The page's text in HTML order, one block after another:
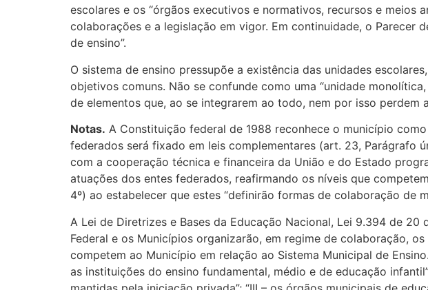
escolares e os “órgãos executivos e normativos, recursos e
colaborações e a legislação em vigor. Em continuidade, o Parecer
de ensino”.
O sistema de ensino pressupõe a existência das unidades
objetivos comuns. Não se confunde como uma “unidade
de elementos que, ao se integrarem ao todo, nem por isso perdem
Notas. A Constituição federal de 1988 reconhece o município
federados será fixado em leis complementares (art. 23, Parágrafo
com a cooperação técnica e financeira da União e do Estado
atuações dos entes federados, reafirmando os níveis que
4º) ao estabelecer que estes “definirão formas de colaboração de
A Lei de Diretrizes e Bases da Educação Nacional, Lei 9.394 de
Federal e os Municípios organizarão, em regime de colaboração,
competem ao Município em relação ao Sistema Municipal de
as instituições do ensino fundamental, médio e de educação